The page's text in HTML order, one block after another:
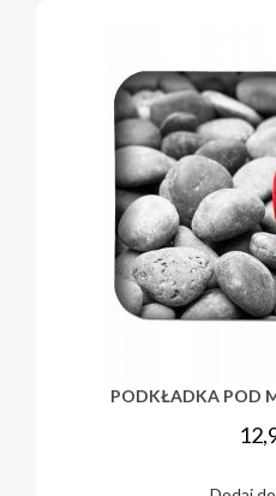
PODKŁADKA POD